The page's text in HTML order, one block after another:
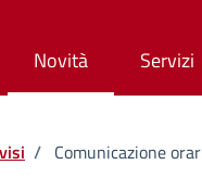
Novità Servizi
/ Comunicazione